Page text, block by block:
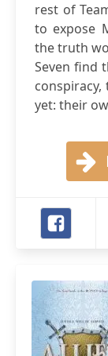
rest of
to expose
the truth
Seven find
yet: their